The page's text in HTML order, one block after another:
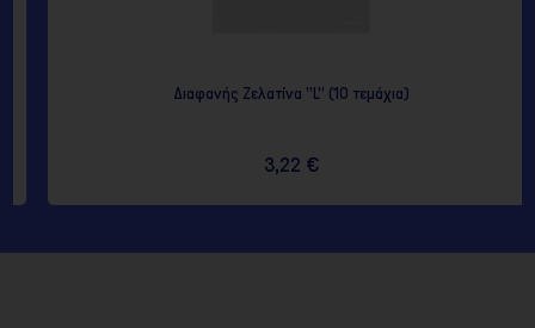
Διαφανής Ζελατίνα "L" (10 τεμάχια)
3,22 €